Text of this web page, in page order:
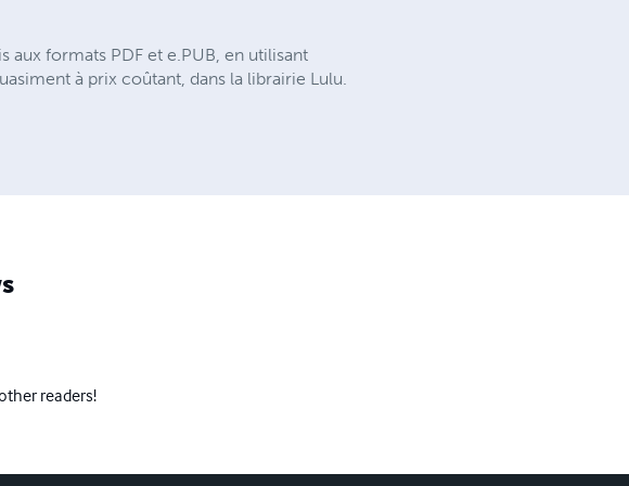
aux formats PDF et e.PUB, en utilisant
à prix coûtant, dans la librairie Lulu.
readers!